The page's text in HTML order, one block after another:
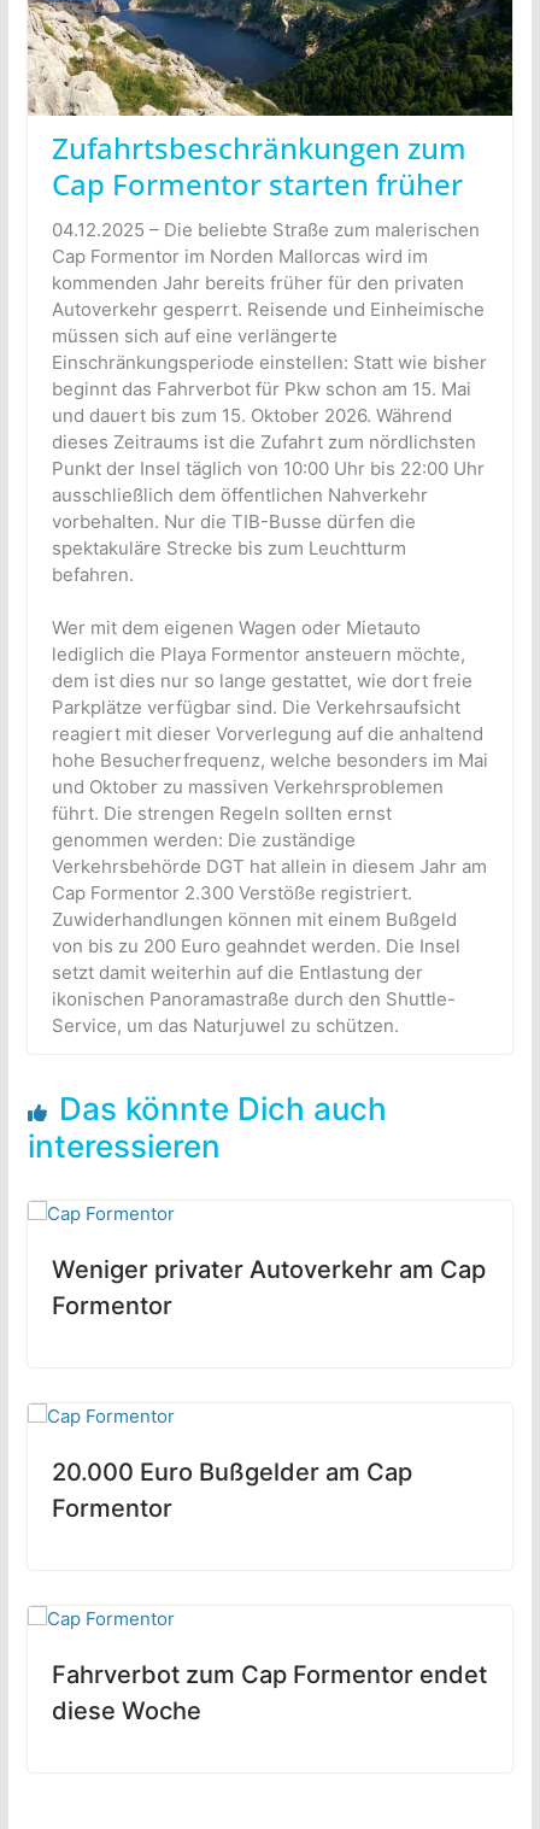
Zufahrtsbeschränkungen zum
Cap Formentor starten früher
04.12.2025 – Die beliebte Straße zum malerischen
Cap Formentor im Norden Mallorcas wird im
kommenden Jahr bereits früher für den privaten
Autoverkehr gesperrt. Reisende und Einheimische
müssen sich auf eine verlängerte
Einschränkungsperiode einstellen: Statt wie bisher
beginnt das Fahrverbot für Pkw schon am 15. Mai
und dauert bis zum 15. Oktober 2026. Während
dieses Zeitraums ist die Zufahrt zum nördlichsten
Punkt der Insel täglich von 10:00 Uhr bis 22:00 Uhr
ausschließlich dem öffentlichen Nahverkehr
vorbehalten. Nur die TIB-Busse dürfen die
spektakuläre Strecke bis zum Leuchtturm
befahren.
Wer mit dem eigenen Wagen oder Mietauto
lediglich die Playa Formentor ansteuern möchte,
dem ist dies nur so lange gestattet, wie dort freie
Parkplätze verfügbar sind. Die Verkehrsaufsicht
reagiert mit dieser Vorverlegung auf die anhaltend
hohe Besucherfrequenz, welche besonders im Mai
und Oktober zu massiven Verkehrsproblemen
führt. Die strengen Regeln sollten ernst
genommen werden: Die zuständige
Verkehrsbehörde DGT hat allein in diesem Jahr am
Cap Formentor 2.300 Verstöße registriert.
Zuwiderhandlungen können mit einem Bußgeld
von bis zu 200 Euro geahndet werden. Die Insel
setzt damit weiterhin auf die Entlastung der
ikonischen Panoramastraße durch den Shuttle-
Service, um das Naturjuwel zu schützen.
Das könnte Dich auch
interessieren
Weniger privater Autoverkehr am Cap
Formentor
20.000 Euro Bußgelder am Cap
Formentor
Fahrverbot zum Cap Formentor endet
diese Woche